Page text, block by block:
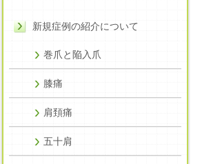
新規症例の紹介について
巻爪と陥入爪
膝痛
肩頚痛
五十肩